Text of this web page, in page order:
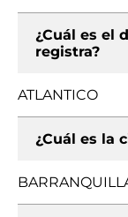
¿Cuál es el
registra?
ATLANTICO
¿Cuál es la